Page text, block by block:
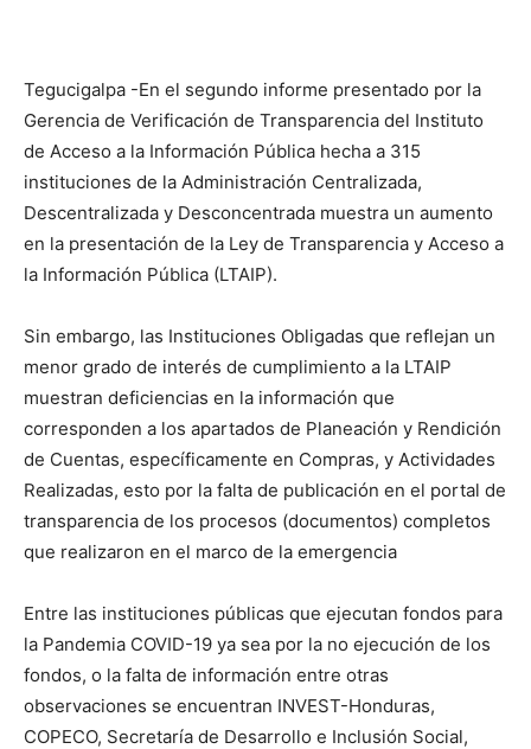
Tegucigalpa -En el segundo informe presentado por la
Gerencia de Verificación de Transparencia del Instituto
de Acceso a la Información Pública hecha a 315
instituciones de la Administración Centralizada,
Descentralizada y Desconcentrada muestra un aumento
en la presentación de la Ley de Transparencia y Acceso a
la Información Pública (LTAIP).
Sin embargo, las Instituciones Obligadas que reflejan un
menor grado de interés de cumplimiento a la LTAIP
muestran deficiencias en la información que
corresponden a los apartados de Planeación y Rendición
de Cuentas, específicamente en Compras, y Actividades
Realizadas, esto por la falta de publicación en el portal de
transparencia de los procesos (documentos) completos
que realizaron en el marco de la emergencia
Entre las instituciones públicas que ejecutan fondos para
la Pandemia COVID-19 ya sea por la no ejecución de los
fondos, o la falta de información entre otras
observaciones se encuentran INVEST-Honduras,
COPECO, Secretaría de Desarrollo e Inclusión Social,